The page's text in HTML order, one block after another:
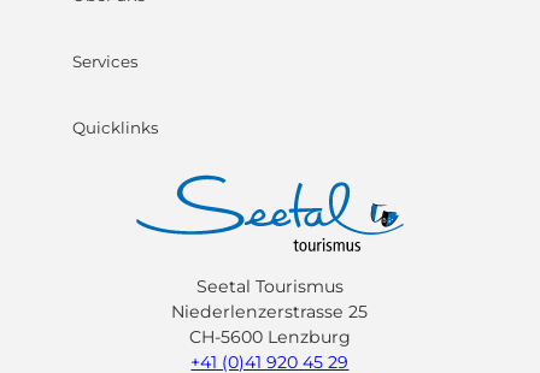
Services
Quicklinks
Seetal Tourismus
Niederlenzerstrasse 25
CH-5600 Lenzburg
+41 (0)41 920 45 29